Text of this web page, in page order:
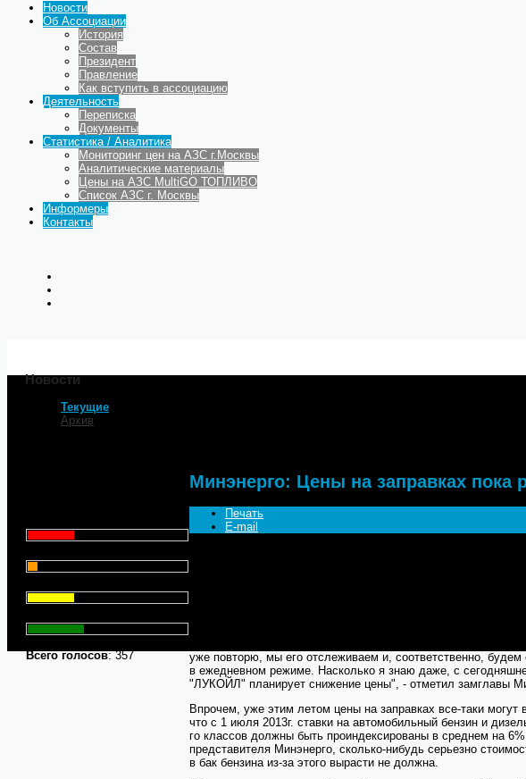
Новости
Об Ассоциации
История
Состав
Президент
Правление
Как вступить в ассоциацию
Деятельность
Переписка
Документы
Статистика / Аналитика
Мониторинг цен на АЗС г.Москвы
Аналитические материалы
Цены на АЗС MultiGO ТОПЛИВО
Список АЗС г. Москвы
Информеры
Контакты
Новости
Текущие
Архив
Всего голосов: 357
Минэнерго: Цены на заправках пока
Печать
E-mail
уже повторю, мы его отслеживаем и, соответственно, будем
в ежедневном режиме. Насколько я знаю даже, с
"ЛУКОЙЛ" планирует снижение цены", - отметил замглавы
Впрочем, уже этим летом цены на заправках все-таки могут
что с 1 июля 2013г. ставки на автомобильный бензин и
го классов должны быть проиндексированы в среднем на
представителя Минэнерго, сколько-нибудь серьезно
в бак бензина из-за этого вырасти не должна.